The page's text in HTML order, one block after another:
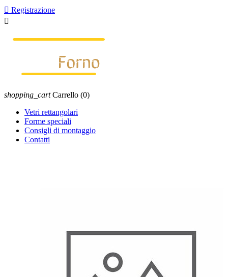
 Registrazione

shopping_cart Carrello (0)
Vetri rettangolari
Forme speciali
Consigli di montaggio
Contatti